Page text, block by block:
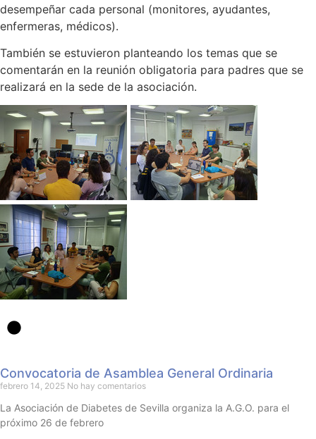
desempeñar cada personal (monitores, ayudantes,
enfermeras, médicos).
También se estuvieron planteando los temas que se
comentarán en la reunión obligatoria para padres que se
realizará en la sede de la asociación.
Convocatoria de Asamblea General Ordinaria
febrero 14, 2025 No hay comentarios
La Asociación de Diabetes de Sevilla organiza la A.G.O. para el
próximo 26 de febrero